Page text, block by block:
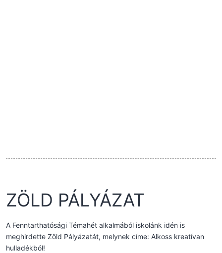
ZÖLD PÁLYÁZAT
A Fenntarthatósági Témahét alkalmából iskolánk idén is
meghirdette Zöld Pályázatát, melynek címe: Alkoss kreatívan
hulladékból!